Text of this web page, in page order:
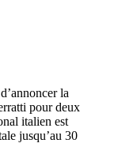
la
pour deux
italien est
jusqu’au 30